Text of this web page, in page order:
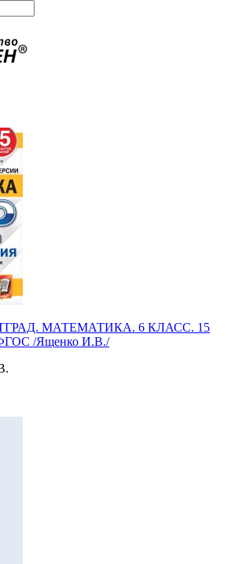
МАТЕМАТИКА. 6 КЛАСС. 15
/Ященко И.В./